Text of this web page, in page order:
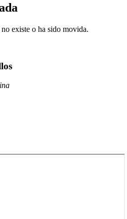
existe o ha sido movida.